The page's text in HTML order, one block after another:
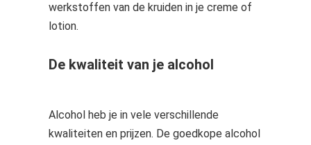
werkstoffen van de kruiden in je creme of
lotion.
De kwaliteit van je alcohol
Alcohol heb je in vele verschillende
kwaliteiten en prijzen. De goedkope alcohol